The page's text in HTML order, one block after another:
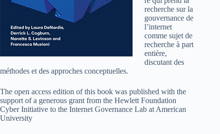
recherche sur la
gouvernance de
l’internet
comme sujet de
recherche à part
entière,
discutant des
méthodes et des approches conceptuelles.
The open access edition of this book was published with the
support of a generous grant from the Hewlett Foundation
Cyber Initiative to the Internet Governance Lab at American
University